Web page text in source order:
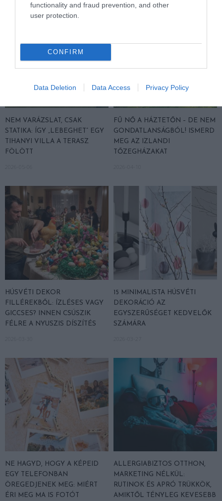
functionality and fraud prevention, and other
user protection.
CONFIRM
Data Deletion Data Access Privacy Policy
NEM VARÁZSLAT, CSAK
STATIKA: ÍGY „LEBEGHET” EGY
TIHANYI VILLA A TERASZ
FÖLÖTT
FŰ NŐ A HÁZTETŐN – DE NEM
GONDATLANSÁGBÓL! ISMERD
MEG AZ IZLANDI
TŐZEGHÁZAKAT
HÚSVÉTI DEKOR
FILLÉREKBŐL: ÍZLÉSES VAGY
GICCSES? INNEN CSÚSZIK
FÉLRE A NYUSZIS DÍSZÍTÉS
15 MINIMALISTA HÚSVÉTI
DEKORÁCIÓ AZ
EGYSZERŰSÉGET KEDVELŐK
SZÁMÁRA
NE HAGYD, HOGY A KÉPEID
EGY TELEFONBAN
ÖREGEDJENEK MEG: MIÉRT
ÉRI MEG MA IS FOTÓT
ALLERGIABIZTOS OTTHON,
MARKETING NÉLKÜL:
RUTINOK ÉS APRÓ TRÜKKÖK,
AMIKTŐL TÉNYLEG KEVESEBB